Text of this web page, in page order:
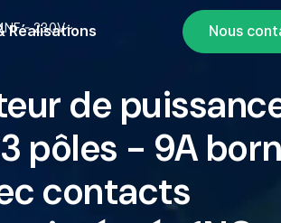
Réalisations Nous
- 230V~
de
3 pôles - 9A
contacts